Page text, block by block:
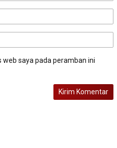
saya pada peramban ini